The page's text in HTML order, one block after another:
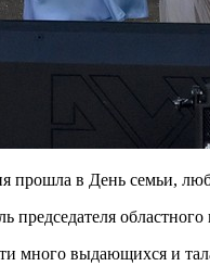
прошла в День семьи,
председателя областного
много выдающихся и